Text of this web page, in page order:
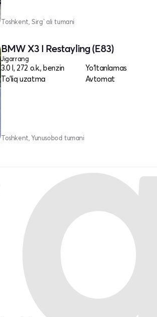
Toshkent, Sirg`ali tumani
BMW X3 I Restayling (E83)
Jigarrang
3.0 l, 272 o.k., benzin
Yo‘ltanlamas
To'liq uzatma
Avtomat
Toshkent, Yunusobod tumani